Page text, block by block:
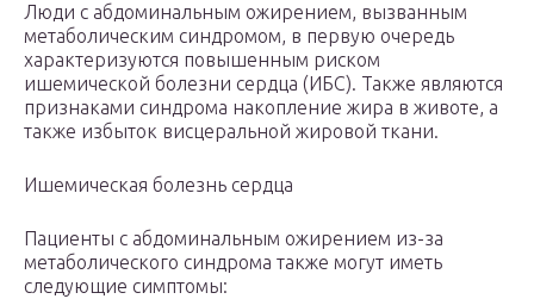
Люди с абдоминальным ожирением, вызванным
метаболическим синдромом, в первую очередь
характеризуются повышенным риском
ишемической болезни сердца (ИБС). Также являются
признаками синдрома накопление жира в животе, а
также избыток висцеральной жировой ткани.
Ишемическая болезнь сердца
Пациенты с абдоминальным ожирением из-за
метаболического синдрома также могут иметь
следующие симптомы: